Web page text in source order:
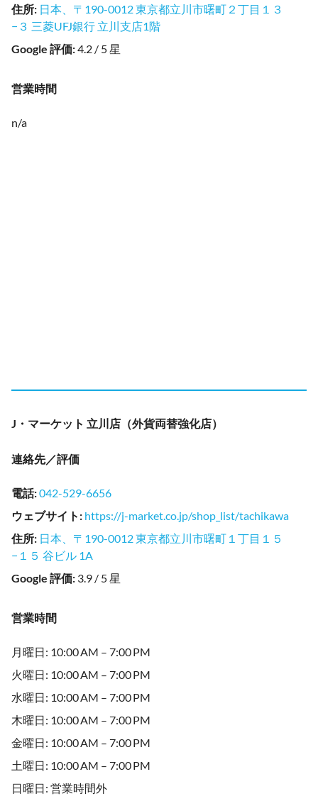
住所: 日本、〒190-0012 東京都立川市曙町２丁目１３
−３ 三菱UFJ銀行 立川支店1階
Google 評価:4.2 / 5 星
営業時間
n/a
J・マーケット 立川店（外貨両替強化店）
連絡先／評価
電話:042-529-6656
ウェブサイト : https://j-market.co.jp/shop_list/tachikawa
住所: 日本、〒190-0012 東京都立川市曙町１丁目１５
−１５ 谷ビル 1A
Google 評価: 3.9 / 5 星
営業時間
月曜日: 10:00 AM – 7:00 PM
火曜日: 10:00 AM – 7:00 PM
水曜日: 10:00 AM – 7:00 PM
木曜日: 10:00 AM – 7:00 PM
金曜日: 10:00 AM – 7:00 PM
土曜日: 10:00 AM – 7:00 PM
日曜日: 営業時間外